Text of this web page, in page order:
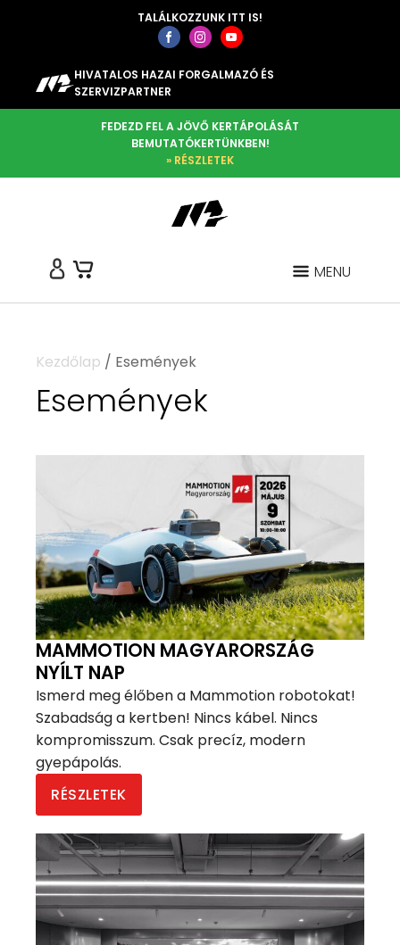
HIVATALOS HAZAI FORGALMAZÓ ÉS
SZERVIZPARTNER
TALÁLKOZZUNK ITT IS!
FEDEZD FEL A JÖVŐ KERTÁPOLÁSÁT
BEMUTATÓKERTÜNKBEN!
» RÉSZLETEK
MENU
Kezdőlap / Események
Események
MAMMOTION MAGYARORSZÁG
NYÍLT NAP
Ismerd meg élőben a Mammotion robotokat!
Szabadság a kertben! Nincs kábel. Nincs
kompromisszum. Csak precíz, modern
gyepápolás.
RÉSZLETEK